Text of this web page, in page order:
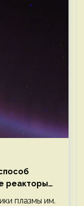
реакторы
мощными
плазмы им.